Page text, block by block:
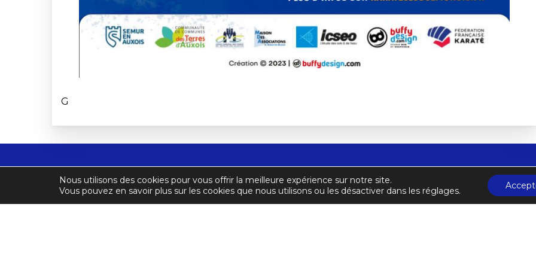
G
Comité Départemental de Saône-et-Loire de Karaté et Disicplines Associées
Monsieur Mansour Zoberi
255 ROUTE DE LEVIGNY
Nous utilisons des cookies pour vous offrir la meilleure expérience sur notre site.
Vous pouvez en savoir plus sur les cookies que nous utilisons ou les désactiver dans les réglages.